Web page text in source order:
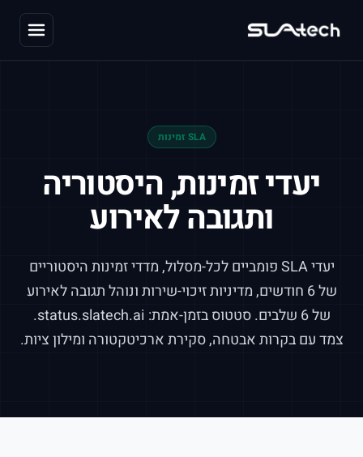
SLA זמינות
יעדי זמינות, היסטוריה
ותגובה לאירוע
יעדי SLA פומביים לכל-מסלול, מדדי זמינות היסטוריים
של 6 חודשים, מדיניות זיכוי-שירות ונוהל תגובה לאירוע
של 6 שלבים. סטטוס בזמן-אמת:
status.slatech.ai
.
צמד עםבקרות אבטחה,סקירת ארכיטקטורה ומילון ציות.